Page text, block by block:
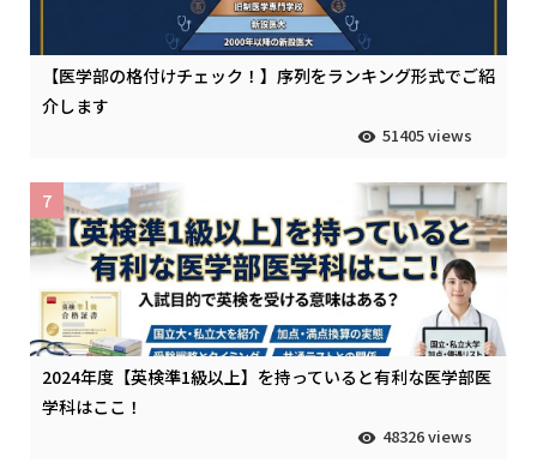
【医学部の格付けチェック！】序列をランキング形式でご紹
介します
51405 views
2024年度【英検準1級以上】を持っていると有利な医学部医
学科はここ！
48326 views
7